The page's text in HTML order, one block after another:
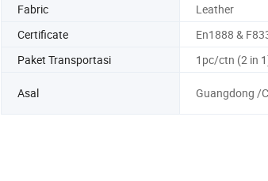
Fabric
Leather
Certificate
En1888 &
Paket Transportasi 1pc/ctn (2 in
Asal Guangdong /